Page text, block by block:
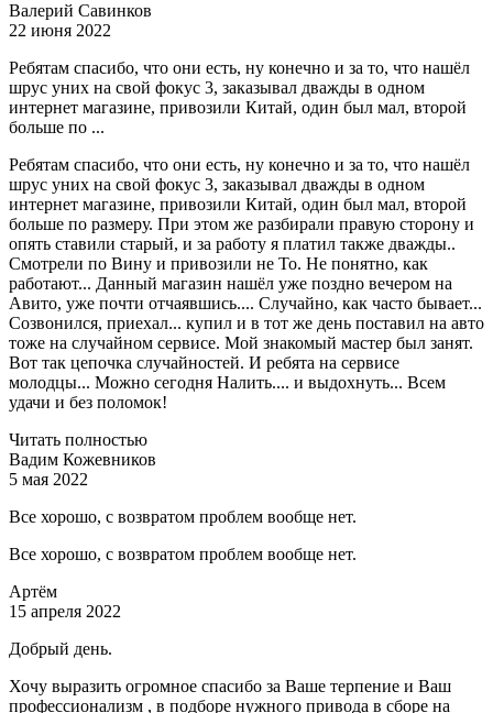
Валерий Савинков
22 июня 2022
Ребятам спасибо, что они есть, ну конечно и за то, что нашёл
шрус уних на свой фокус 3, заказывал дважды в одном
интернет магазине, привозили Китай, один был мал, второй
больше по ...
Ребятам спасибо, что они есть, ну конечно и за то, что нашёл
шрус уних на свой фокус 3, заказывал дважды в одном
интернет магазине, привозили Китай, один был мал, второй
больше по размеру. При этом же разбирали правую сторону и
опять ставили старый, и за работу я платил также дважды..
Смотрели по Вину и привозили не То. Не понятно, как
работают... Данный магазин нашёл уже поздно вечером на
Авито, уже почти отчаявшись.... Случайно, как часто бывает...
Созвонился, приехал... купил и в тот же день поставил на авто
тоже на случайном сервисе. Мой знакомый мастер был занят.
Вот так цепочка случайностей. И ребята на сервисе
молодцы... Можно сегодня Налить.... и выдохнуть... Всем
удачи и без поломок!
Читать полностью
Вадим Кожевников
5 мая 2022
Все хорошо, с возвратом проблем вообще нет.
Все хорошо, с возвратом проблем вообще нет.
Артём
15 апреля 2022
Добрый день.
Хочу выразить огромное спасибо за Ваше терпение и Ваш
профессионализм , в подборе нужного привода в сборе на